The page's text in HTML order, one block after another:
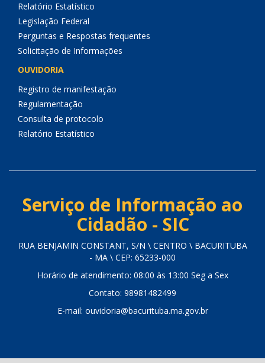
Relatório Estatístico
Legislação Federal
Perguntas e Respostas frequentes
Solicitação de Informações
OUVIDORIA
Registro de manifestação
Regulamentação
Consulta de protocolo
Relatório Estatístico
Serviço de Informação ao
Cidadão - SIC
RUA BENJAMIN CONSTANT, S/N \ CENTRO \ BACURITUBA
- MA \ CEP: 65233-000
Horário de atendimento: 08:00 às 13:00 Seg a Sex
Contato: 98981482499
E-mail: ouvidoria@bacurituba.ma.gov.br